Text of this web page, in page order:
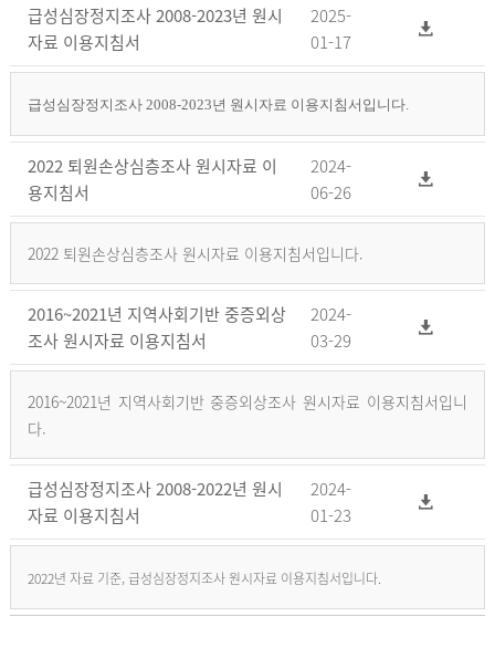
급성심장정지조사 2008-2023년 원시
자료 이용지침서
2025-
01-17
급성심장정지조사 2008-2023년 원시자료 이용지침서입니다.
2022 퇴원손상심층조사 원시자료 이
용지침서
2024-
06-26
2022 퇴원손상심층조사 원시자료 이용지침서입니다.
2016~2021년 지역사회기반 중증외상
조사 원시자료 이용지침서
2024-
03-29
2016~2021년 지역사회기반 중증외상조사 원시자료 이용지침서입니
다.
급성심장정지조사 2008-2022년 원시
자료 이용지침서
2024-
01-23
2022년 자료 기준, 급성심장정지조사 원시자료 이용지침서입니다.